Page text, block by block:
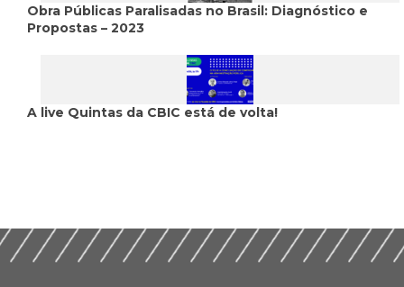
Obra Públicas Paralisadas no Brasil: Diagnóstico e
Propostas – 2023
A live Quintas da CBIC está de volta!